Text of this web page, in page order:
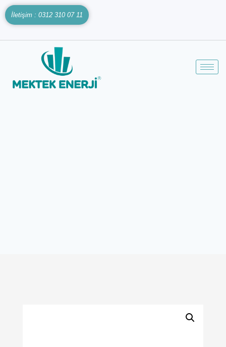
İletişim : 0312 310 07 11